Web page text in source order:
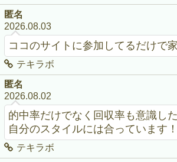
匿名
2026.08.03
ココのサイトに参加してるだけで
テキラボ
匿名
2026.08.02
的中率だけでなく回収率も意識し
自分のスタイルには合っています！
テキラボ